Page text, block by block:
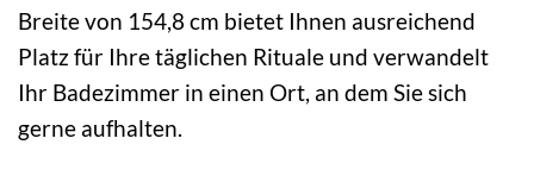
Breite von 154,8 cm bietet Ihnen ausreichend
Platz für Ihre täglichen Rituale und verwandelt
Ihr Badezimmer in einen Ort, an dem Sie sich
gerne aufhalten.